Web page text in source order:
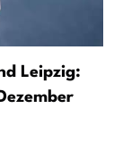
Leipzig: